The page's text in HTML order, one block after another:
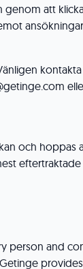
genom att
och hoppas
person and